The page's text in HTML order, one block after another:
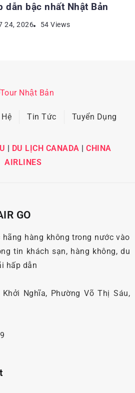
dẫn bậc nhất Nhật Bản
24, 2026 54 Views
Tin Tức Tuyển Dụng
| DU LỊCH CANADA | CHINA
AIRLINES
GO
hàng không trong nước vào
tin khách sạn, hàng không, du
hấp dẫn
Nghĩa, Phường Võ Thị Sáu,